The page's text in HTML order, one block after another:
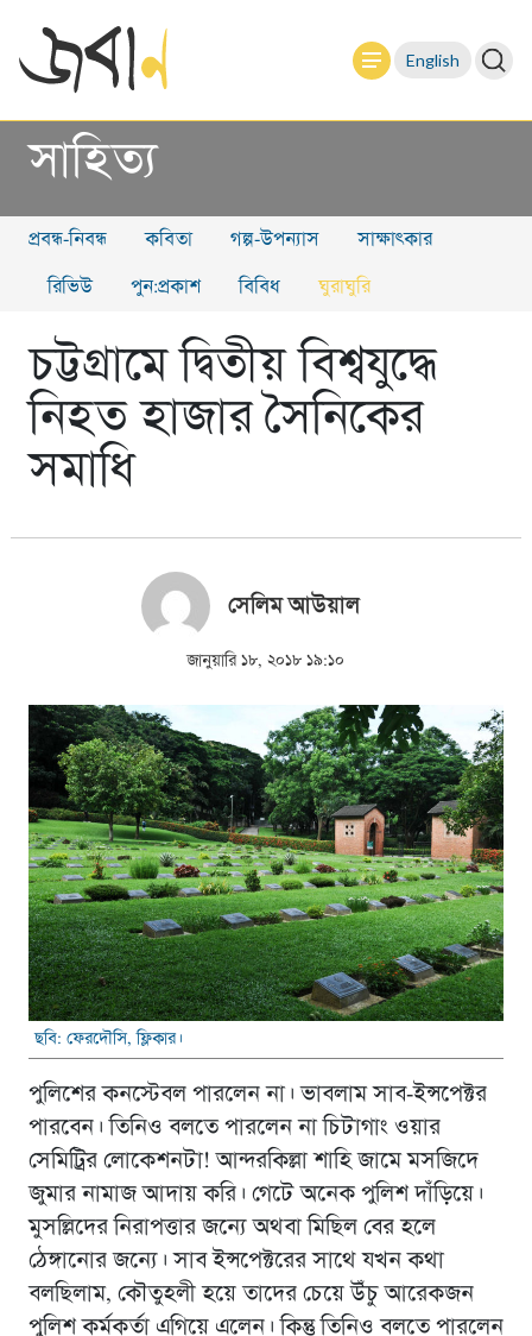
English
সাহিত্য
প্রবন্ধ-নিবন্ধ কবিতা গল্প-উপন্যাস সাক্ষাৎকার
রিভিউ পুন:প্রকাশ বিবিধ ঘুরাঘুরি
চট্টগ্রামে দ্বিতীয় বিশ্বযুদ্ধে
নিহত হাজার সৈনিকের
সমাধি
সেলিম আউয়াল
জানুয়ারি ১৮, ২০১৮ ১৯:১০
ছবি: ফেরদৌসি, ফ্লিকার।
পুলিশের কনস্টেবল পারলেন না। ভাবলাম সাব-ইন্সপেক্টর
পারবেন। তিনিও বলতে পারলেন না চিটাগাং ওয়ার
সেমিট্রির লোকেশনটা! আন্দরকিল্লা শাহি জামে মসজিদে
জুমার নামাজ আদায় করি। গেটে অনেক পুলিশ দাঁড়িয়ে।
মুসল্লিদের নিরাপত্তার জন্যে অথবা মিছিল বের হলে
ঠেঙ্গানোর জন্যে। সাব ইন্সপেক্টরের সাথে যখন কথা
বলছিলাম, কৌতুহলী হয়ে তাদের চেয়ে উঁচু আরেকজন
পুলিশ কর্মকর্তা এগিয়ে এলেন। কিন্তু তিনিও বলতে পারলেন